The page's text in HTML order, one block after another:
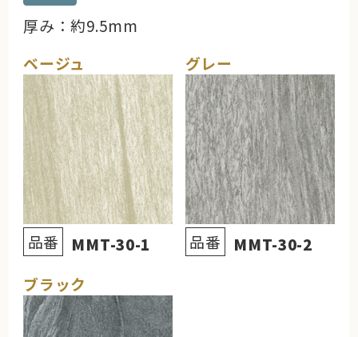
厚み：約9.5mm
ベージュ
品番 MMT-30-1
グレー
品番
MMT-30-2
ブラック